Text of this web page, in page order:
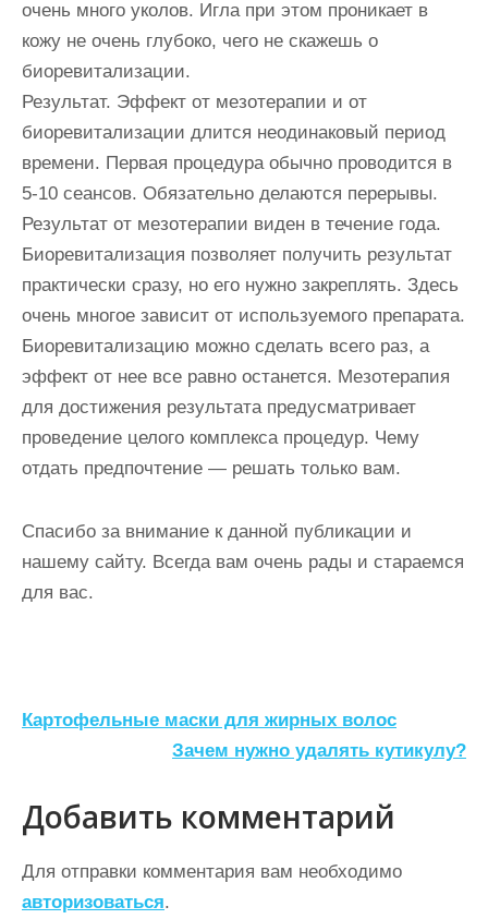
очень много уколов. Игла при этом проникает в
кожу не очень глубоко, чего не скажешь о
биоревитализации.
Результат. Эффект от мезотерапии и от
биоревитализации длится неодинаковый период
времени. Первая процедура обычно проводится в
5-10 сеансов. Обязательно делаются перерывы.
Результат от мезотерапии виден в течение года.
Биоревитализация позволяет получить результат
практически сразу, но его нужно закреплять. Здесь
очень многое зависит от используемого препарата.
Биоревитализацию можно сделать всего раз, а
эффект от нее все равно останется. Мезотерапия
для достижения результата предусматривает
проведение целого комплекса процедур. Чему
отдать предпочтение — решать только вам.
Спасибо за внимание к данной публикации и
нашему сайту. Всегда вам очень рады и стараемся
для вас.
Н
в
и
г
а
Картофельные маски для жирных волос
Зачем нужно удалять кутикулу?
Добавить комментарий
Для отправки комментария вам необходимо
авторизоваться.